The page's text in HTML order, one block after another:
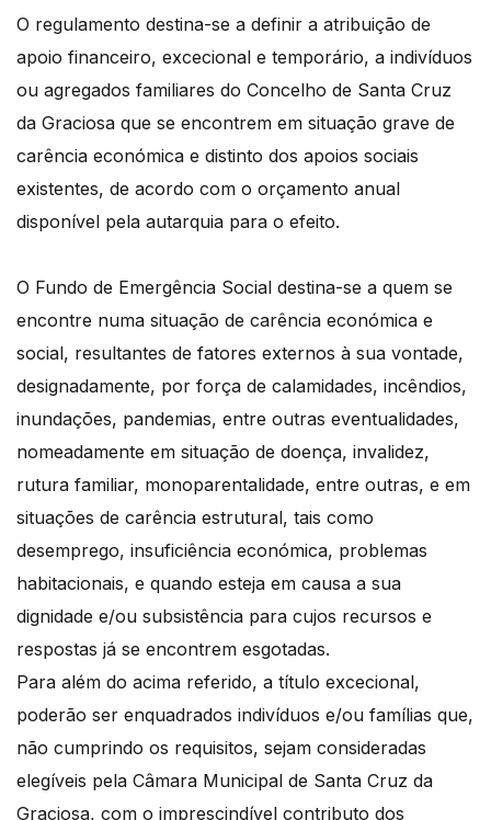
O regulamento destina-se a definir a atribuição de
apoio financeiro, excecional e temporário, a indivíduos
ou agregados familiares do Concelho de Santa Cruz
da Graciosa que se encontrem em situação grave de
carência económica e distinto dos apoios sociais
existentes, de acordo com o orçamento anual
disponível pela autarquia para o efeito.
O Fundo de Emergência Social destina-se a quem se
encontre numa situação de carência económica e
social, resultantes de fatores externos à sua vontade,
designadamente, por força de calamidades, incêndios,
inundações, pandemias, entre outras eventualidades,
nomeadamente em situação de doença, invalidez,
rutura familiar, monoparentalidade, entre outras, e em
situações de carência estrutural, tais como
desemprego, insuficiência económica, problemas
habitacionais, e quando esteja em causa a sua
dignidade e/ou subsistência para cujos recursos e
respostas já se encontrem esgotadas.
Para além do acima referido, a título excecional,
poderão ser enquadrados indivíduos e/ou famílias que,
não cumprindo os requisitos, sejam consideradas
elegíveis pela Câmara Municipal de Santa Cruz da
Graciosa, com o imprescindível contributo dos